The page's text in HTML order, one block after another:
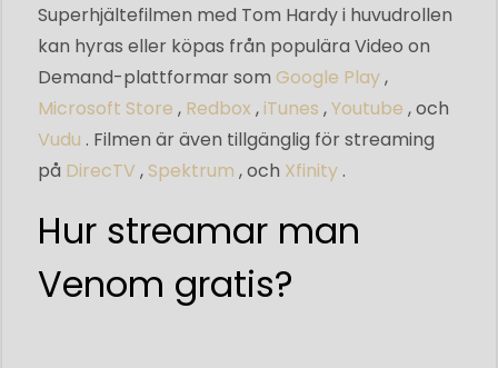
Superhjältefilmen med Tom Hardy i huvudrollen
kan hyras eller köpas från populära Video on
Demand-plattformar som Google Play,
Microsoft Store , Redbox ,iTunes ,Youtube , och
Vudu . Filmen är även tillgänglig för streaming
på DirecTV , Spektrum , och Xfinity.
Hur streamar man
Venom gratis?